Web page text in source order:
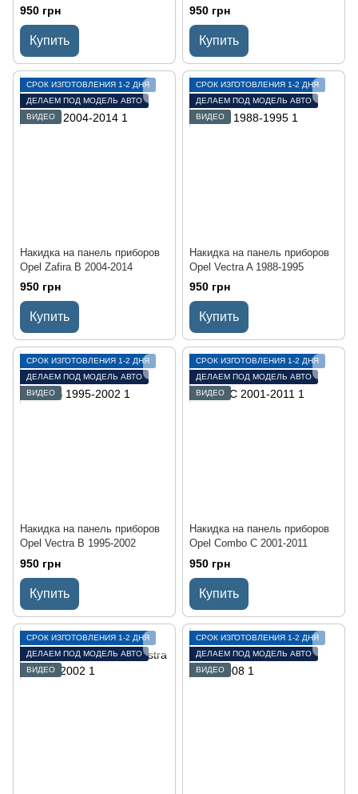
950 грн
Купить
950 грн
Купить
СРОК ИЗГОТОВЛЕНИЯ 1-2 ДНЯ
ДЕЛАЕМ ПОД МОДЕЛЬ АВТО
ВИДЕО
Накидка на панель приборов
Opel Zafira B 2004-2014
950 грн
Купить
СРОК ИЗГОТОВЛЕНИЯ 1-2 ДНЯ
ДЕЛАЕМ ПОД МОДЕЛЬ АВТО
ВИДЕО
Накидка на панель приборов
Opel Vectra A 1988-1995
950 грн
Купить
СРОК ИЗГОТОВЛЕНИЯ 1-2 ДНЯ
ДЕЛАЕМ ПОД МОДЕЛЬ АВТО
ВИДЕО
Накидка на панель приборов
Opel Vectra B 1995-2002
950 грн
Купить
СРОК ИЗГОТОВЛЕНИЯ 1-2 ДНЯ
ДЕЛАЕМ ПОД МОДЕЛЬ АВТО
ВИДЕО
Накидка на панель приборов
Opel Combo C 2001-2011
950 грн
Купить
СРОК ИЗГОТОВЛЕНИЯ 1-2 ДНЯ
ДЕЛАЕМ ПОД МОДЕЛЬ АВТО
ВИДЕО
СРОК ИЗГОТОВЛЕНИЯ 1-2 ДНЯ
ДЕЛАЕМ ПОД МОДЕЛЬ АВТО
ВИДЕО